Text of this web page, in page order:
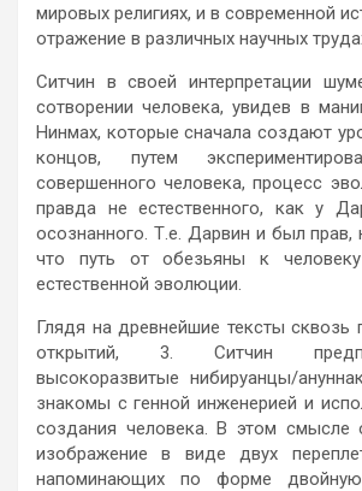
мировых религиях, и в современной
отражение в различных научных
Ситчин в своей интерпретации
сотворении человека, увидев в
Нинмах, которые сначала создают
концов, путем
совершенного человека, процесс
правда не естественного, как у
осознанного. Т.е. Дарвин и был прав,
что путь от обезьяны к
естественной эволюции.
Глядя на древнейшие тексты сквозь
открытий, 3. Ситчин
высокоразвитые нибируанцы/
знакомы с генной инженерией и
создания человека. В этом смысле
изображение в виде двух
напоминающих по форме